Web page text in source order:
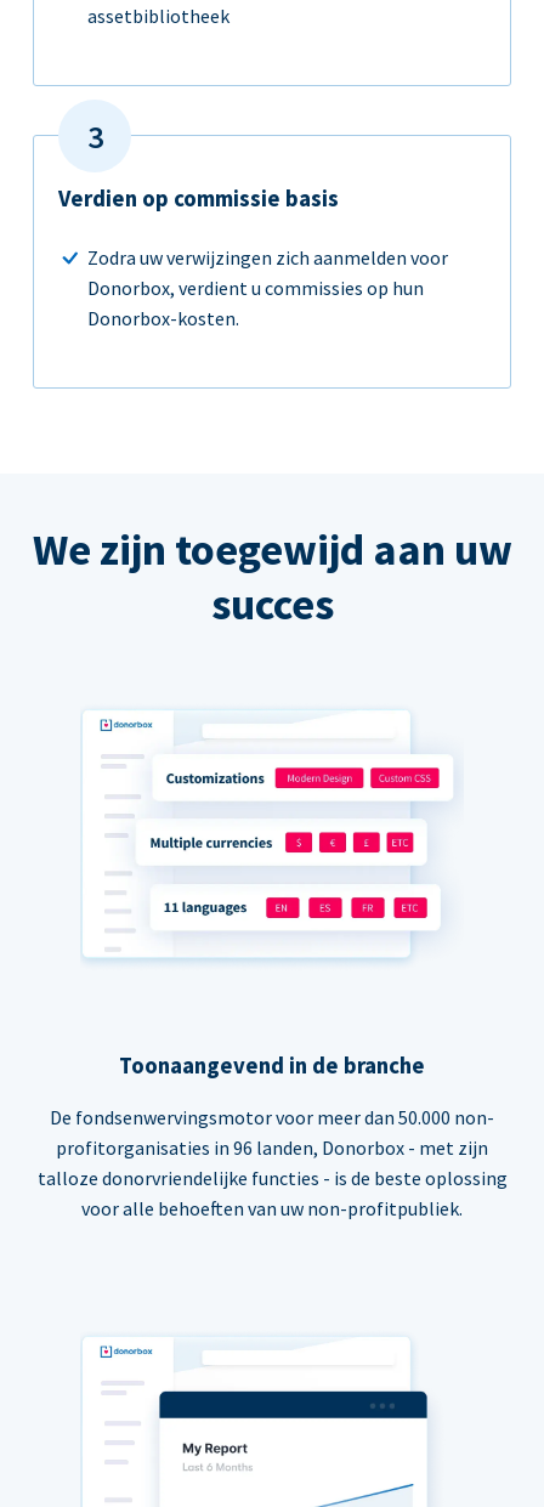
assetbibliotheek
Verdien op commissie basis
Zodra uw verwijzingen zich aanmelden voor
Donorbox, verdient u commissies op hun
Donorbox-kosten.
We zijn toegewijd aan uw
succes
Toonaangevend in de branche
De fondsenwervingsmotor voor meer dan 50.000 non-
profitorganisaties in 96 landen, Donorbox - met zijn
talloze donorvriendelijke functies - is de beste oplossing
voor alle behoeften van uw non-profitpubliek.